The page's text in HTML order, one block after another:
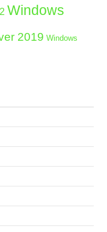
Windows
2019 Windows